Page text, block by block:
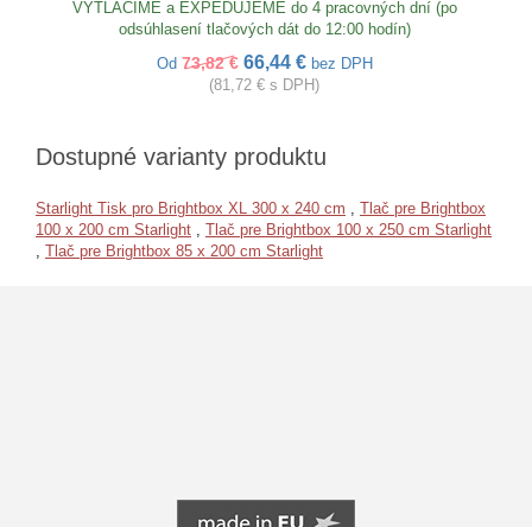
VYTLAČÍME a EXPEDUJEME do 4 pracovných dní (po
odsúhlasení tlačových dát do 12:00 hodín)
Od 73,82 €66,44 € bez DPH
(81,72 € s DPH)
Dostupné varianty produktu
Starlight Tisk pro Brightbox XL 300 x 240 cm
Tlač pre Brightbox
100 x 200 cm Starlight
Tlač pre Brightbox 100 x 250 cm Starlight
Tlač pre Brightbox 85 x 200 cm Starlight